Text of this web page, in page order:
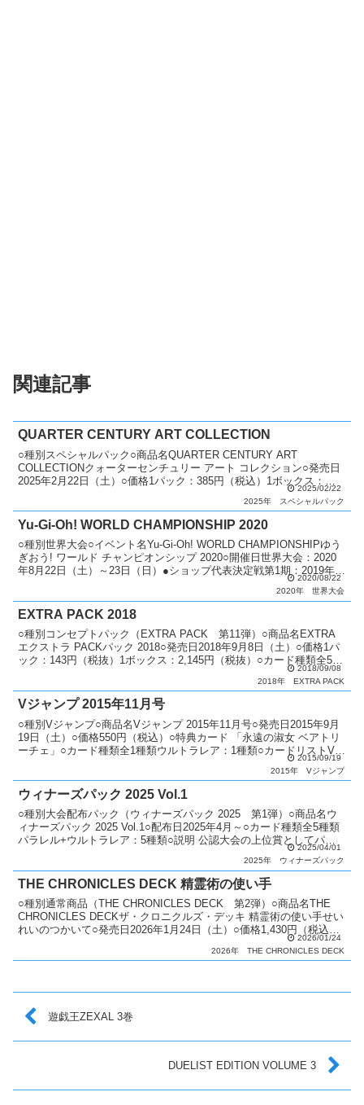
関連記事
QUARTER CENTURY ART COLLECTION
○種別スペシャルパック○商品名QUARTER CENTURY ART
COLLECTIONクォーターセンチュリー アート コレクション○発売日
2025年2月22日（土）○価格1パック：385円（税込）1ボックス：
2025/02/22
2025年
スペシャルパック
Yu-Gi-Oh! WORLD CHAMPIONSHIP 2020
○種別世界大会○イベント名Yu-Gi-Oh! WORLD CHAMPIONSHIPゆう
ぎおう! ワールド チャンピオンシップ 2020○開催日世界大会：2020
年8月22日（土）～23日（日）●ショップ代表決定戦第1期：2019年
2020/08/22
2020年
世界大会
EXTRA PACK 2018
○種別コンセプトパック（EXTRA PACK 第11弾）○商品名EXTRA
エクストラ PACKパック 2018○発売日2018年9月8日（土）○価格1パ
ック：143円（税抜）1ボックス：2,145円（税抜）○カード種類全54
2018/09/08
2018年
EXTRA PACK
Vジャンプ 2015年11月号
○種別Vジャンプ○商品名Vジャンプ 2015年11月号○発売日2015年9月
19日（土）○価格550円（税込）○特典カード 「永遠の淑女 ベアトリ
ーチェ」○カード種類全1種類ウルトラレア：1種類○カードリストVジ
2015/09/19
2015年
Vジャンプ
ウィナーズパック 2025 Vol.1
○種別大会配布パック（ウィナーズパック 2025 第1弾）○商品名ウ
ィナーズパック 2025 Vol.1○配布日2025年4月～○カード種類全5種類
パラレル+ウルトラレア：5種類○説明 公認大会の上位賞としてパッ
2025/04/01
2025年
ウィナーズパック
THE CHRONICLES DECK 精霊術の使い手
○種別通常商品（THE CHRONICLES DECK 第2弾）○商品名THE
CHRONICLES DECKザ・クロニクルズ・デッキ 精霊術の使い手せい
れいのつかいて○発売日2026年1月24日（土）○価格1,430円（税込）
2026/01/24
2026年
THE CHRONICLES DECK
遊戯王ZEXAL 3巻
DUELIST EDITION VOLUME 3